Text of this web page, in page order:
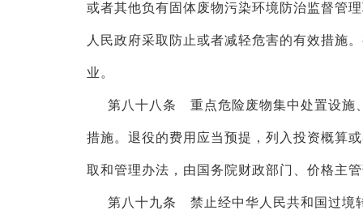
或者其他负有固体废物污染环境防治监督管
人民政府采取防止或者减轻危害的有效措施
业。
第八十八条 重点危险废物集中处置设施
措施。退役的费用应当预提，列入投资概算
取和管理办法，由国务院财政部门、价格主
第八十九条 禁止经中华人民共和国过境